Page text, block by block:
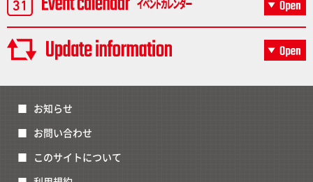
お知らせ
お問い合わせ
このサイトについて